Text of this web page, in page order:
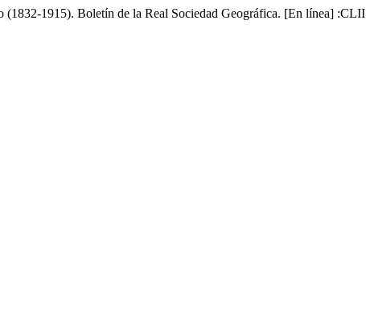
(1832-1915). Boletín de la Real Sociedad Geográfica. [En línea] :CLII